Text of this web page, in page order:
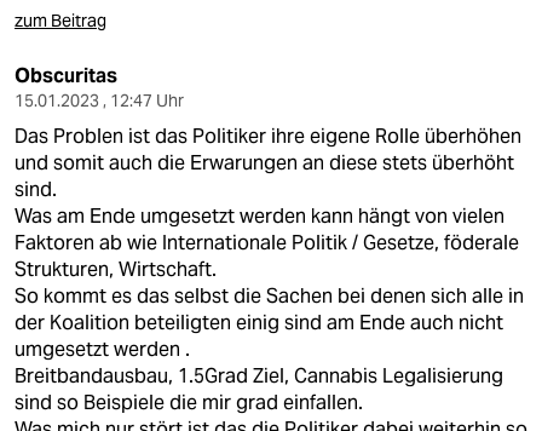
zum Beitrag
Obscuritas
15.01.2023 , 12:47 Uhr
Das Problen ist das Politiker ihre eigene Rolle überhöhen
und somit auch die Erwarungen an diese stets überhöht
sind.
Was am Ende umgesetzt werden kann hängt von vielen
Faktoren ab wie Internationale Politik / Gesetze, föderale
Strukturen, Wirtschaft.
So kommt es das selbst die Sachen bei denen sich alle in
der Koalition beteiligten einig sind am Ende auch nicht
umgesetzt werden .
Breitbandausbau, 1.5Grad Ziel, Cannabis Legalisierung
sind so Beispiele die mir grad einfallen.